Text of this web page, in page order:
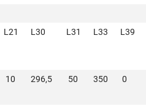
L21 L30 L31 L33 L39
10 296,5 50 350 0